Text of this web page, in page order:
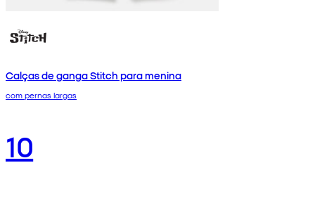
Calças de ganga Stitch para menina
com pernas largas
10